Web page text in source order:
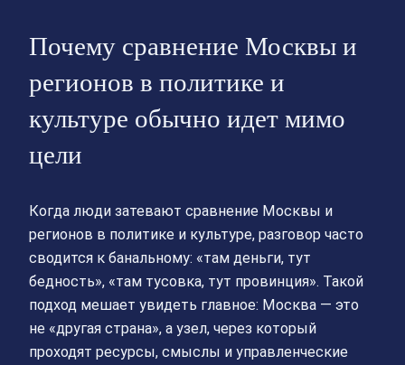
Почему сравнение Москвы и
регионов в политике и
культуре обычно идет мимо
цели
Когда люди затевают сравнение Москвы и
регионов в политике и культуре, разговор часто
сводится к банальному: «там деньги, тут
бедность», «там тусовка, тут провинция». Такой
подход мешает увидеть главное: Москва — это
не «другая страна», а узел, через который
проходят ресурсы, смыслы и управленческие